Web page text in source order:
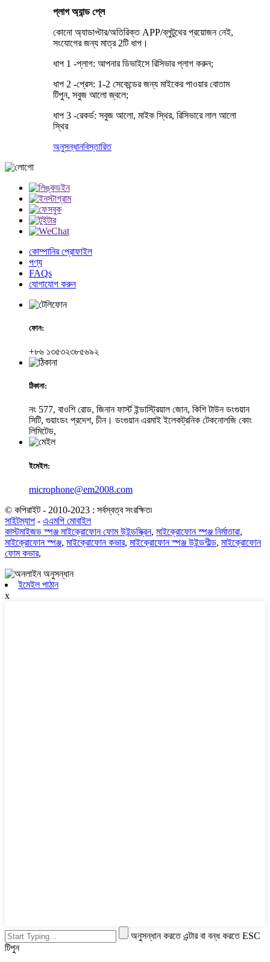
প্লাগ অ্যান্ড প্লে
কোনো অ্যাডাপ্টার/অতিরিক্ত APP/ব্লুটুথের প্রয়োজন নেই,
সংযোগের জন্য মাত্র 2টি ধাপ।
ধাপ 1 -প্লাগ: আপনার ডিভাইসে রিসিভার প্লাগ করুন;
ধাপ 2 -প্রেস: 1-2 সেকেন্ডের জন্য মাইকের পাওয়ার বোতাম
টিপুন, সবুজ আলো জ্বলে;
ধাপ 3 -রেকর্ড: সবুজ আলো, মাইক স্থির, রিসিভারে লাল আলো
স্থির
অনুসন্ধানবিস্তারিত
কোম্পানির প্রোফাইল
পণ্য
FAQs
যোগাযোগ করুন
ফোন:
+৮৬ ১৩৫৩২৩৮৫৬৯২
ঠিকানা:
নং 577, বাওশি রোড, জিনান ফার্স্ট ইন্ডাস্ট্রিয়াল জোন, কিশি টাউন ডংগুয়ান
সিটি, গুয়াংডং প্রদেশ, চীন। ডংগুয়ান এরমাই ইলেকট্রনিক টেকনোলজি কোং
লিমিটেড,
ইমেইল:
microphone@em2008.com
© কপিরাইট - 2010-2023 : সর্বস্বত্ব সংরক্ষিত৷
সাইটম্যাপ - এএমপি মোবাইল
কাস্টমাইজড স্পঞ্জ মাইক্রোফোন ফোম উইন্ডস্ক্রিন, মাইক্রোফোন স্পঞ্জ নির্মাতারা,
মাইক্রোফোন স্পঞ্জ, মাইক্রোফোন কভার, মাইক্রোফোন স্পঞ্জ উইন্ডশীল্ড, মাইক্রোফোন
ফোম কভার,
ইমেইল পাঠান
x
অনুসন্ধান করতে এন্টার বা বন্ধ করতে ESC
টিপুন